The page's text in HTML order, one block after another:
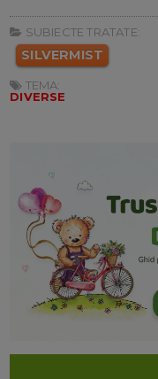
SUBIECTE TRATATE:
SILVERMIST
TEMA:
DIVERSE